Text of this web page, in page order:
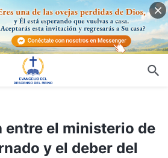
entre el ministerio de
y el deber del